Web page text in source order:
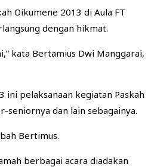
Oikumene 2013 di Aula FT
dengan hikmat.
kata Bertamius Dwi Manggarai,
ini pelaksanaan kegiatan Paskah
seniornya dan lain sebagainya.
Bertimus.
berbagai acara diadakan